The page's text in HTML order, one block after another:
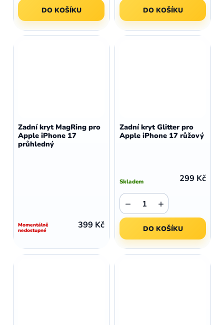
DO KOŠÍKU DO KOŠÍKU
Zadní kryt MagRing pro
Apple iPhone 17
průhledný
Momentálně
nedostupné 399 Kč
Zadní kryt Glitter pro
Apple iPhone 17 růžový
Skladem 299 Kč
+
−
DO KOŠÍKU